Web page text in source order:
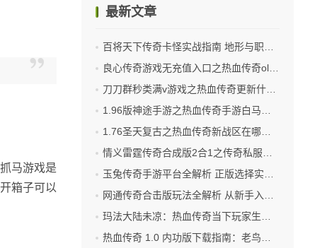
马游戏是
箱子可以
最新文章
百将天下传奇卡怪实战指南 地形与职业配合技巧
良心传奇游戏无充值入口之热血传奇ol雪域怎么去
刀刀群秒类满v游戏之热血传奇更新什么时候停止
1.96版神途手游之热血传奇手游白马什么价
1.76圣天复古之热血传奇新战区在哪里进
情义雷霆传奇合成版2合1之传奇私服架设端口怎么开
玉兔传奇手游平台全解析 正版选择实用参考
网通传奇合击版玩法全解析 从新手入门到高阶实战技巧
玛法大陆未凉：热血传奇当下玩家生态与玩法指南
热血传奇 1.0 内功版下载指南：老鸟亲测靠谱路径与避坑技巧